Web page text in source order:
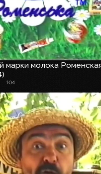
марки молока
104